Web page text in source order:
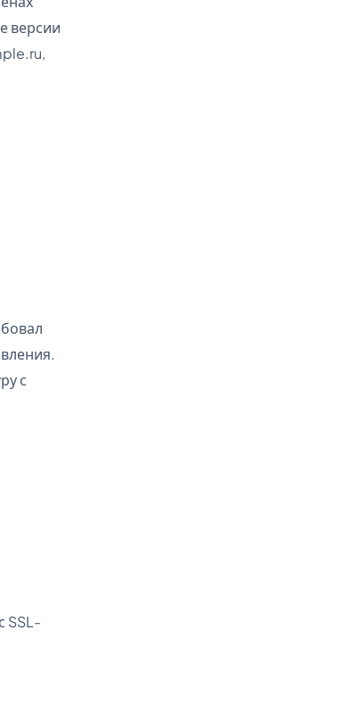
версии
с
SSL-